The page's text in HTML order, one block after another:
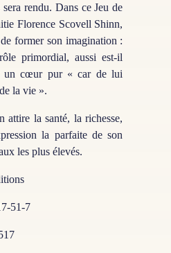
rendu. Dans ce Jeu de
Florence Scovell Shinn,
former son imagination :
primordial, aussi est-il
un cœur pur « car de lui
la vie ».
la santé, la richesse,
la parfaite de son
les plus élevés.
51-7